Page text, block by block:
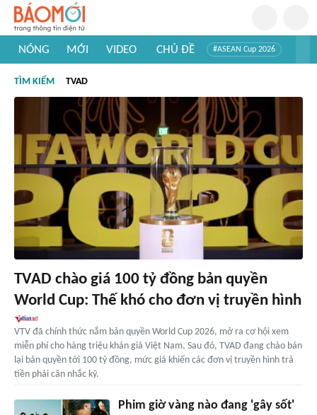
NÓNG MỚI VIDEO CHỦ ĐỀ #ASEAN Cup 2026
#Khám phá thế giới
TÌM KIẾM TVAD
TVAD chào giá 100 tỷ đồng bản quyền
World Cup: Thế khó cho đơn vị truyền hình
VTV đã chính thức nắm bản quyền World Cup 2026, mở ra cơ hội xem
miễn phí cho hàng triệu khán giả Việt Nam. Sau đó, TVAD đang chào bán
lại bản quyền tới 100 tỷ đồng, mức giá khiến các đơn vị truyền hình trả
tiền phải cân nhắc kỹ.
Phim giờ vàng nào đang 'gây sốt'